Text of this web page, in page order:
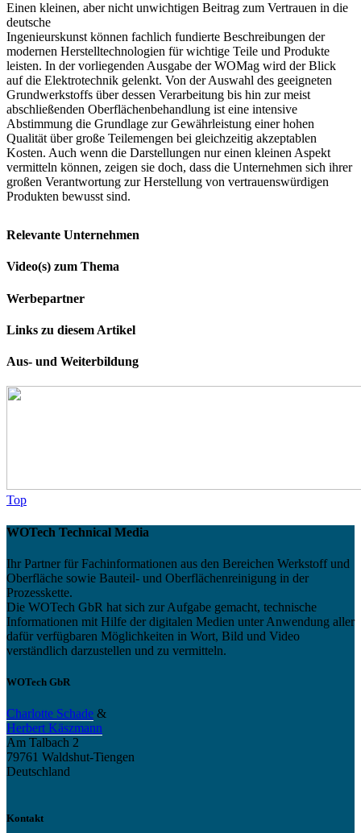
Einen kleinen, aber nicht unwichtigen Beitrag zum Vertrauen in die
deutsche
Ingenieurskunst können fachlich fundierte Beschreibungen der
modernen Herstelltechnologien für wichtige Teile und Produkte
leisten. In der vorliegenden Ausgabe der WOMag wird der Blick
auf die Elektrotechnik gelenkt. Von der Auswahl des geeigneten
Grundwerkstoffs über dessen Verarbeitung bis hin zur meist
abschließenden Oberflächenbehandlung ist eine intensive
Abstimmung die Grundlage zur Gewährleistung einer hohen
Qualität über große Teilemengen bei gleichzeitig akzeptablen
Kosten. Auch wenn die Darstellungen nur einen kleinen Aspekt
vermitteln können, zeigen sie doch, dass die Unternehmen sich ihrer
großen Verantwortung zur Herstellung von vertrauenswürdigen
Produkten bewusst sind.
Relevante Unternehmen
Video(s) zum Thema
Werbepartner
Links zu diesem Artikel
Aus- und Weiterbildung
Top
WOTech Technical Media
Ihr Partner für Fachinformationen aus den Bereichen Werkstoff und
Oberfläche sowie Bauteil- und Oberflächenreinigung in der
Prozesskette.
Die WOTech GbR hat sich zur Aufgabe gemacht, technische
Informationen mit Hilfe der digitalen Medien unter Anwendung aller
dafür verfügbaren Möglichkeiten in Wort, Bild und Video
verständlich darzustellen und zu vermitteln.
WOTech GbR
Charlotte Schade &
Herbert Käszmann
Am Talbach 2
79761 Waldshut-Tiengen
Deutschland
Kontakt